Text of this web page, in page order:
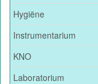
Hygiëne
Instrumentarium
KNO
Laboratorium